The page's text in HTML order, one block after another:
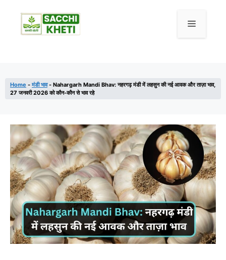
Home - मंडी भाव- Nahargarh Mandi Bhav: नहरगढ़ मंडी में लहसुन की नई आवक और ताज़ा भाव,
27 जनवरी 2026 को कौन-कौन से भाव रहे